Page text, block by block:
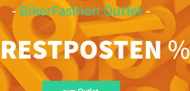
-BikerFashion Outlet-
RESTPOSTEN